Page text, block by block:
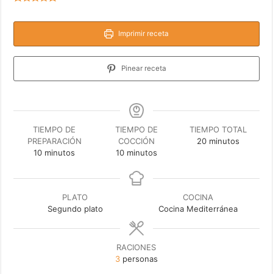
Imprimir receta
Pinear receta
TIEMPO DE
PREPARACIÓN
10minutos
minutos
TIEMPO DE
COCCIÓN
10minutos
minutos
TIEMPO TOTAL
20minutos
minutos
PLATO
Segundo plato
COCINA
Cocina Mediterránea
RACIONES
3 personas